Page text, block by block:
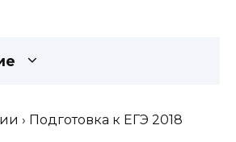
› Подготовка к ЕГЭ 2018